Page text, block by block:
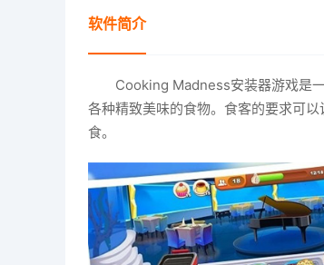
软件简介
Cooking Madness安装器游戏是
各种精致美味的食物。食客的要求可
食。